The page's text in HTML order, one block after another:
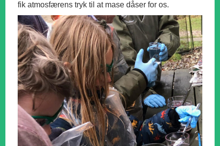
fik atmosfærens tryk til at mase dåser for os.